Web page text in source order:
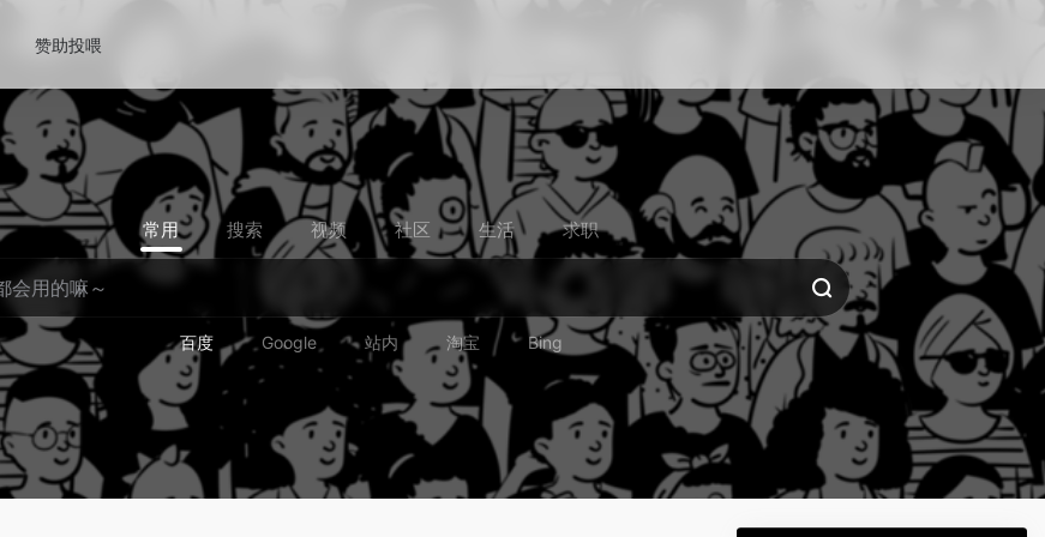
赞助投喂
常用 搜索 视频 社区 生活 求职
百度 Google 站内 淘宝 Bing